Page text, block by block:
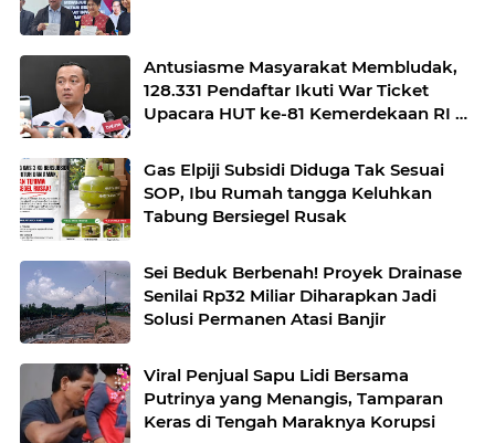
Antusiasme Masyarakat Membludak,
128.331 Pendaftar Ikuti War Ticket
Upacara HUT ke-81 Kemerdekaan RI di
Gas Elpiji Subsidi Diduga Tak Sesuai
SOP, Ibu Rumah tangga Keluhkan
Tabung Bersiegel Rusak
Sei Beduk Berbenah! Proyek Drainase
Senilai Rp32 Miliar Diharapkan Jadi
Solusi Permanen Atasi Banjir
Viral Penjual Sapu Lidi Bersama
Putrinya yang Menangis, Tamparan
Keras di Tengah Maraknya Korupsi